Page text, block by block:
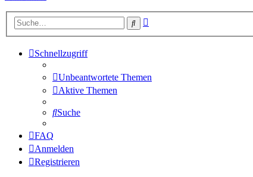
Suche
Schnellzugriff
Unbeantwortete Themen
Aktive Themen
Suche
FAQ
Anmelden
Registrieren